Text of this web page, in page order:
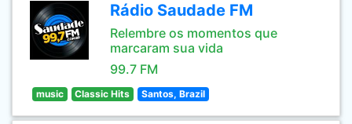
Rádio Saudade FM
Relembre os momentos que
marcaram sua vida
99.7 FM
music Classic Hits Santos, Brazil